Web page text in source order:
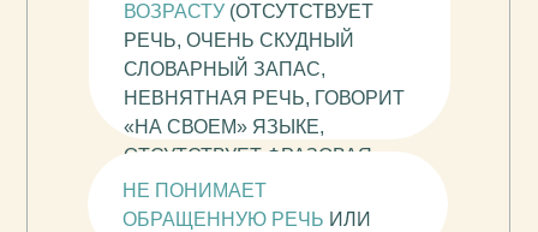
ВОЗРАСТУ (ОТСУТСТВУЕТ
РЕЧЬ, ОЧЕНЬ СКУДНЫЙ
СЛОВАРНЫЙ ЗАПАС,
НЕВНЯТНАЯ РЕЧЬ, ГОВОРИТ
«НА СВОЕМ» ЯЗЫКЕ,
ОТСУТСТВУЕТ ФРАЗОВАЯ
РЕЧЬ)
НЕ ПОНИМАЕТ
ОБРАЩЕННУЮ РЕЧЬ ИЛИ